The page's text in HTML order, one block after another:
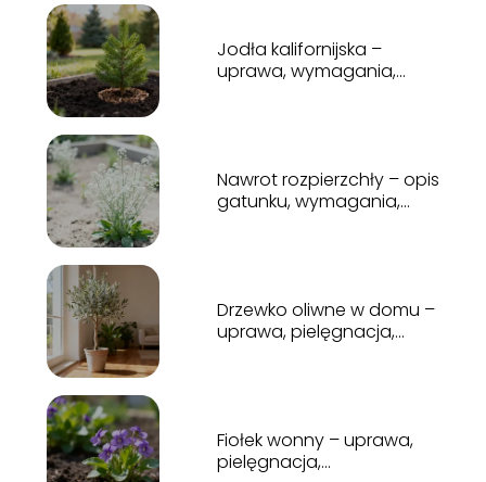
Jodła kalifornijska –
uprawa, wymagania,
Nawrot rozpierzchły – opis
gatunku, wymagania,
Drzewko oliwne w domu –
uprawa, pielęgnacja,
Fiołek wonny – uprawa,
pielęgnacja,